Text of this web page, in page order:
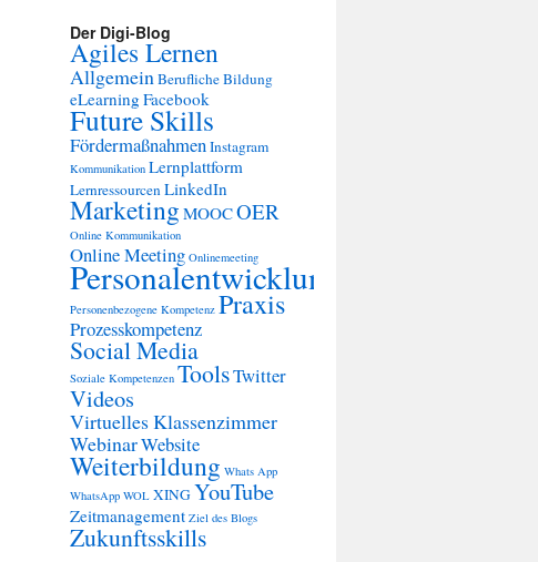
Der Digi-Blog
Agiles Lernen
AllgemeinBerufliche Bildung
eLearning Facebook
Future Skills
FördermaßnahmenInstagram
Kommunikation Lernplattform
LernressourcenLinkedIn
Marketing MOOCOER
Online Kommunikation
Online Meeting Onlinemeeting
Personalentwicklung
Personenbezogene Kompetenz Praxis
Prozesskompetenz
Social Media
Soziale Kompetenzen ToolsTwitter
Videos
Virtuelles Klassenzimmer
WebinarWebsite
Weiterbildung Whats App
WhatsApp WOL XINGYouTube
Zeitmanagement Ziel des Blogs
Zukunftsskills